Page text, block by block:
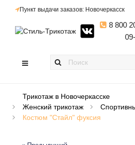
Пункт выдачи заказов: Новочеркасск
8 800
Трикотаж в Новочеркасске
Женский трикотаж
Костюм "Стайл" фуксия